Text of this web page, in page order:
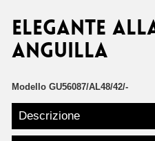
ELEGANTE
ANGUILLA
Modello GU56087/AL48/42/-
Descrizione